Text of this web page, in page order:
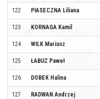
122 PIASECZNA Liliana
123 KORNAGA Kamil
124 WILK Mariusz
125 ŁABUZ Paweł
126 DOBEK Halina
127 RADWAN Andrzej